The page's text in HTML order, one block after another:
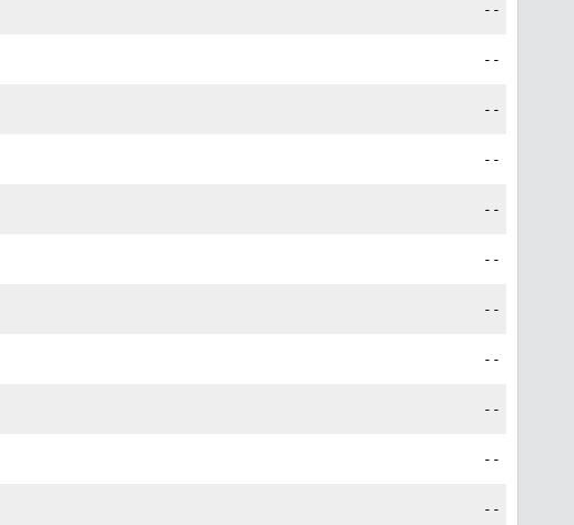
--
--
--
--
--
--
--
--
--
--
--